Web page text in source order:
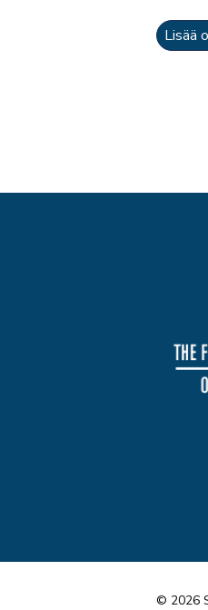
Lisää
© 2026